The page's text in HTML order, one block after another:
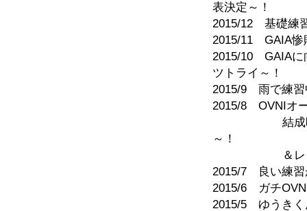
表決定～！
2015/12 基礎練
2015/11 GAIA惨
2015/10 GAIAに
ツトライ～！
2015/9 雨で練習
2015/8 OVNIオ
結成時から
～！
＆レッツト
2015/7 良い練習
2015/6 ガチ
2015/5 ゆうきく